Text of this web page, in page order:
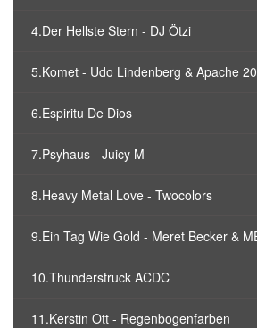
4.Der Hellste Stern - DJ Ötzi
5.Komet - Udo Lindenberg & Apache
6.Espiritu De Dios
7.Psyhaus - Juicy M
8.Heavy Metal Love - Twocolors
9.Ein Tag Wie Gold - Meret Becker &
10.Thunderstruck ACDC
11.Kerstin Ott - Regenbogenfarben